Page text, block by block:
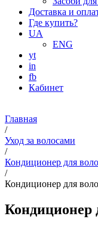
Доставка и
Где купить?
UA
ENG
yt
in
fb
Кабинет
Главная
/
Уход за волосами
/
Кондиционер для
/
Кондиционер для
Кондиционер